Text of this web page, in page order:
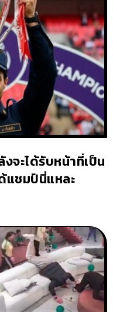
จะได้รับหน้าที่เป็น
แชมป์นี่แหละ